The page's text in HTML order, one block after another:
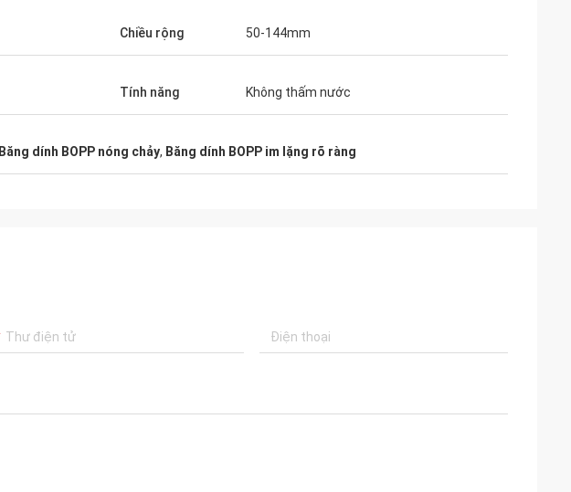
Chiều rộng 50-144mm
Tính năng Không thấm nước
Băng dính BOPP nóng chảy, Băng dính BOPP im lặng rõ ràng